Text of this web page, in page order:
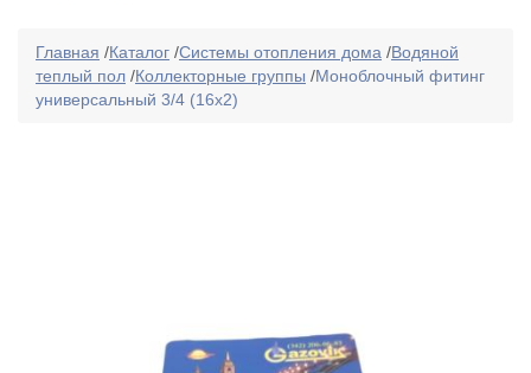
Главная /Каталог /Системы отопления дома /Водяной
теплый пол /Коллекторные группы /Моноблочный фитинг
универсальный 3/4 (16х2)